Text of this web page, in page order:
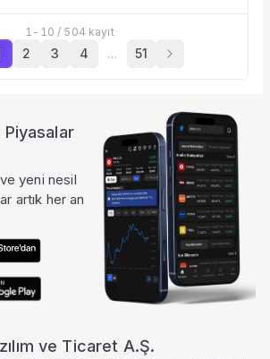
1 - 10 / 504 kayıt
2 3 4 … 51
yeni nesil
artık her an
ve Ticaret A.Ş.